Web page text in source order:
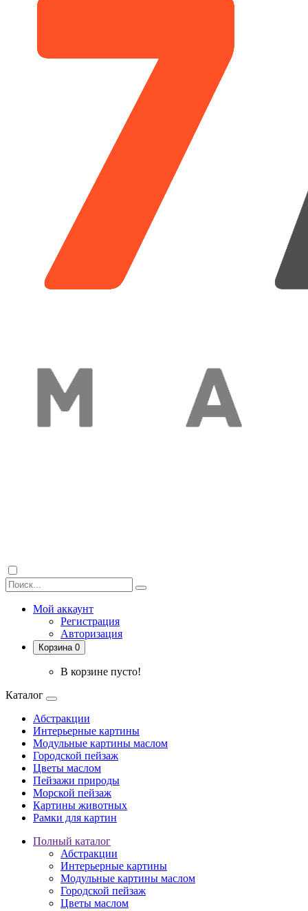
Мой аккаунт
Регистрация
Авторизация
Корзина 0
В корзине пусто!
Каталог
Абстракции
Интерьерные картины
Модульные картины маслом
Городской пейзаж
Цветы маслом
Пейзажи природы
Морской пейзаж
Картины животных
Рамки для картин
Полный каталог
Абстракции
Интерьерные картины
Модульные картины маслом
Городской пейзаж
Цветы маслом